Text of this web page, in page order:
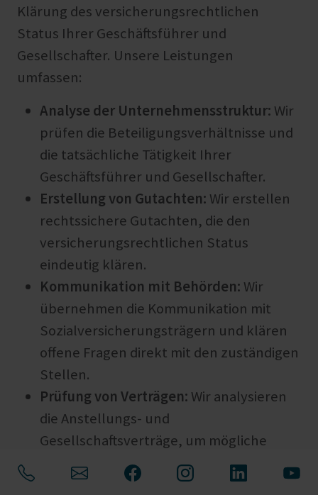
Klärung des versicherungsrechtlichen
Status Ihrer Geschäftsführer und
Gesellschafter. Unsere Leistungen
umfassen:
Analyse der Unternehmensstruktur: Wir
prüfen die Beteiligungsverhältnisse und
die tatsächliche Tätigkeit Ihrer
Geschäftsführer und Gesellschafter.
Erstellung von Gutachten: Wir erstellen
rechtssichere Gutachten, die den
versicherungsrechtlichen Status
eindeutig klären.
Kommunikation mit Behörden: Wir
übernehmen die Kommunikation mit
Sozialversicherungsträgern und klären
offene Fragen direkt mit den zuständigen
Stellen.
Prüfung von Verträgen: Wir analysieren
die Anstellungs- und
Gesellschaftsverträge, um mögliche
Risiken frühzeitig zu erkennen.
Begleitung bei